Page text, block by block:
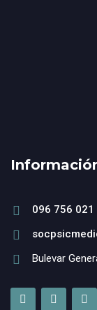
096 756 021
Bulevar